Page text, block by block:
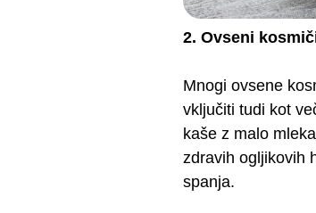
2. Ovseni
Mnogi ovsene
vključiti tudi kot
kaše z malo
zdravih ogljikovih
spanja.